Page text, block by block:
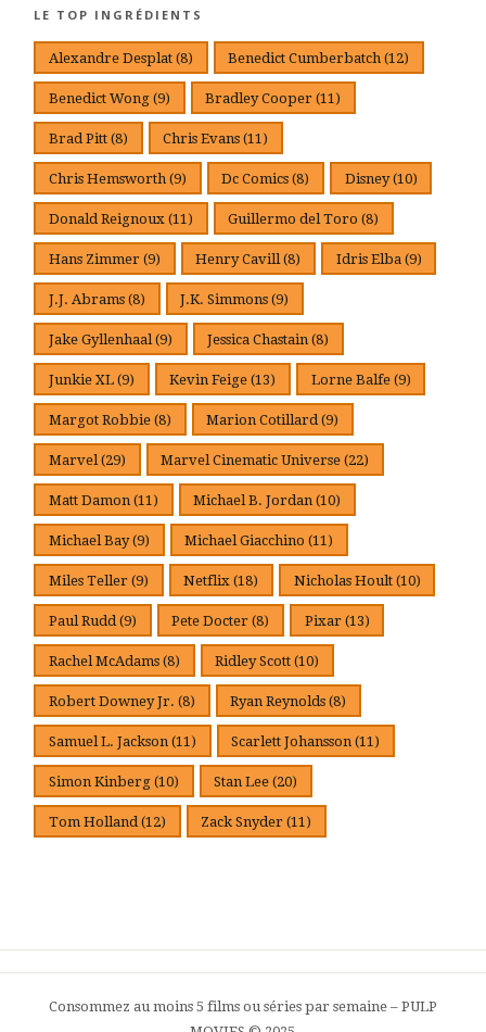
LE TOP INGRÉDIENTS
Alexandre Desplat (8) Benedict Cumberbatch (12)
Benedict Wong (9) Bradley Cooper (11)
Brad Pitt (8) Chris Evans (11)
Chris Hemsworth (9) Dc Comics (8) Disney(10)
Donald Reignoux (11) Guillermo del Toro (8)
Hans Zimmer (9) Henry Cavill (8) Idris Elba (9)
J.J. Abrams (8) J.K. Simmons (9)
Jake Gyllenhaal (9) Jessica Chastain (8)
Junkie XL (9) Kevin Feige (13) Lorne Balfe(9)
Margot Robbie (8) Marion Cotillard (9)
Marvel (29) Marvel Cinematic Universe (22)
Matt Damon (11) Michael B. Jordan (10)
Michael Bay(9) Michael Giacchino (11)
Miles Teller (9) Netflix (18) Nicholas Hoult(10)
Paul Rudd (9) Pete Docter (8) Pixar(13)
Rachel McAdams (8) Ridley Scott (10)
Robert Downey Jr. (8) Ryan Reynolds (8)
Samuel L. Jackson (11) Scarlett Johansson (11)
Simon Kinberg (10) Stan Lee (20)
Tom Holland (12) Zack Snyder (11)
Consommez au moins 5 films ou séries par semaine – PULP